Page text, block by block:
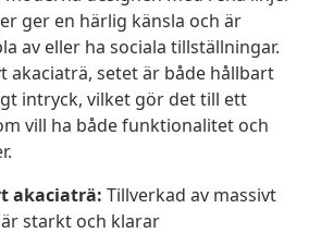
ger en härlig känsla och är
av eller ha sociala tillställningar.
akaciaträ, setet är både hållbart
intryck, vilket gör det till ett
vill ha både funktionalitet och
akaciaträ: Tillverkad av massivt
starkt och klarar